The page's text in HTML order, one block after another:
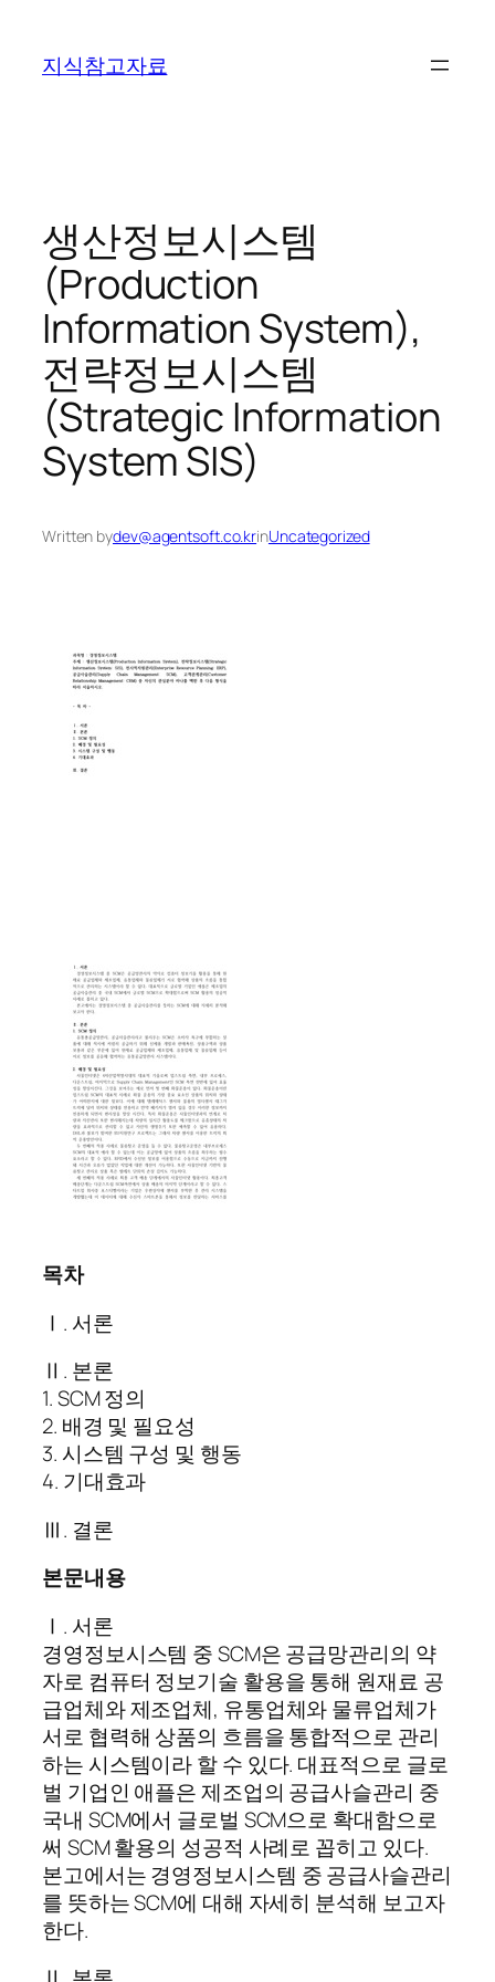
지식참고자료
생산정보시스템
(Production
Information System),
전략정보시스템
(Strategic Information
System SIS)
Written bydev@agentsoft.co.krinUncategorized
목차
Ⅰ. 서론
Ⅱ. 본론
1. SCM 정의
2. 배경 및 필요성
3. 시스템 구성 및 행동
4. 기대효과
Ⅲ. 결론
본문내용
Ⅰ. 서론
경영정보시스템 중 SCM은 공급망관리의 약
자로 컴퓨터 정보기술 활용을 통해 원재료 공
급업체와 제조업체, 유통업체와 물류업체가
서로 협력해 상품의 흐름을 통합적으로 관리
하는 시스템이라 할 수 있다. 대표적으로 글로
벌 기업인 애플은 제조업의 공급사슬관리 중
국내 SCM에서 글로벌 SCM으로 확대함으로
써 SCM 활용의 성공적 사례로 꼽히고 있다.
본고에서는 경영정보시스템 중 공급사슬관리
를 뜻하는 SCM에 대해 자세히 분석해 보고자
한다.